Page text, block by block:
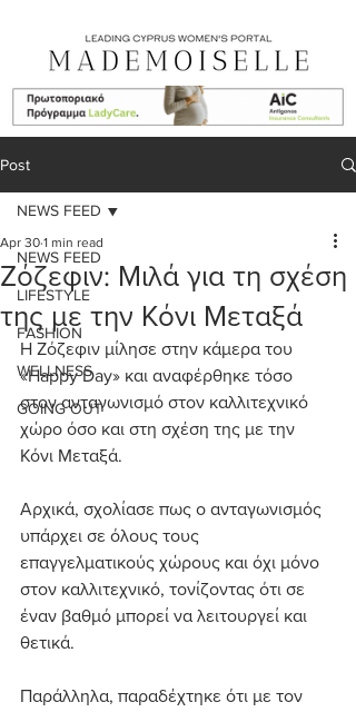
Post
NEWS FEED
LIFESTYLE
FASHION
WELLNESS
GOING OUT
NEWS FEED
Ζόζεφιν: Μιλά για τη σχέση
της με την Κόνι Μεταξά
Apr 30 1 min read
Η Ζόζεφιν μίλησε στην κάμερα του
«Happy Day» και αναφέρθηκε τόσο
στον ανταγωνισμό στον καλλιτεχνικό
χώρο όσο και στη σχέση της με την
Κόνι Μεταξά.
Αρχικά, σχολίασε πως ο ανταγωνισμός
υπάρχει σε όλους τους
επαγγελματικούς χώρους και όχι μόνο
στον καλλιτεχνικό, τονίζοντας ότι σε
έναν βαθμό μπορεί να λειτουργεί και
θετικά.
Παράλληλα, παραδέχτηκε ότι με τον